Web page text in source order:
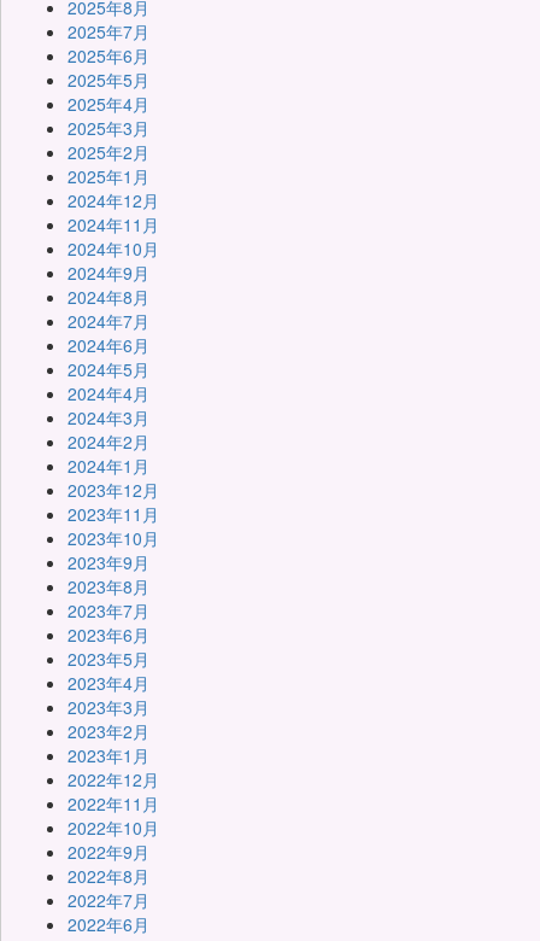
2025年8月
2025年7月
2025年6月
2025年5月
2025年4月
2025年3月
2025年2月
2025年1月
2024年12月
2024年11月
2024年10月
2024年9月
2024年8月
2024年7月
2024年6月
2024年5月
2024年4月
2024年3月
2024年2月
2024年1月
2023年12月
2023年11月
2023年10月
2023年9月
2023年8月
2023年7月
2023年6月
2023年5月
2023年4月
2023年3月
2023年2月
2023年1月
2022年12月
2022年11月
2022年10月
2022年9月
2022年8月
2022年7月
2022年6月